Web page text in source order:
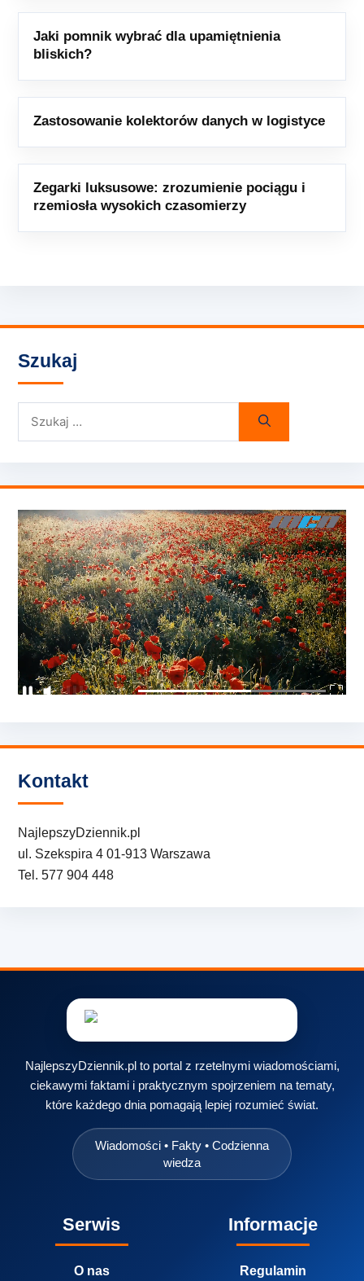
Jaki pomnik wybrać dla upamiętnienia
bliskich?
Zastosowanie kolektorów danych w logistyce
Zegarki luksusowe: zrozumienie pociągu i
rzemiosła wysokich czasomierzy
Szukaj
Kontakt
NajlepszyDziennik.pl
ul. Szekspira 4 01-913 Warszawa
Tel. 577 904 448
NajlepszyDziennik.pl to portal z rzetelnymi wiadomościami,
ciekawymi faktami i praktycznym spojrzeniem na tematy,
które każdego dnia pomagają lepiej rozumieć świat.
Wiadomości • Fakty • Codzienna
wiedza
Serwis
O nas
Informacje
Regulamin